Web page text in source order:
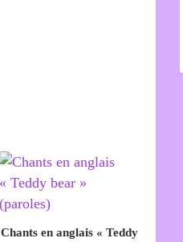
Chants en anglais « Teddy